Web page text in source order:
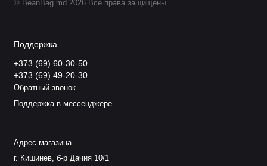
© BeanBag.md 2026 Все права защищены.
Поддержка
+373 (69) 60-30-50
+373 (69) 49-20-30
Обратный звонок
Поддержка в мессенджере
Адрес магазина
г. Кишинев, б-р Дачия 10/1